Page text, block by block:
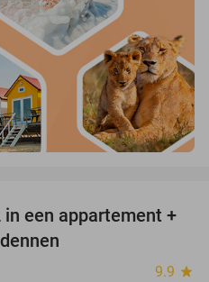
62%
een appartement +
9.9 star